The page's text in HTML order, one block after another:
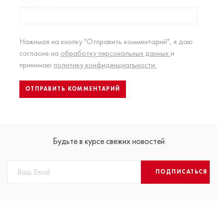
Нажимая на кнопку "Отправить комментарий", я даю
согласие на обработку персональных данных и
принимаю политику конфиденциальности.
Будьте в курсе свежих новостей
ПОДПИСАТЬСЯ